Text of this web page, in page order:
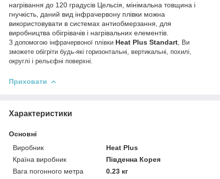
нагрівання до 120 градусів Цельсія, мінімальна товщина і
гнучкість, даний вид інфрачервону плівки можна
використовувати в системах антиобмерзання, для
виробництва обігрівачів і нагрівальних елементів.
З допомогою інфрачервоної плівки Heat Plus Standart , Ви
зможете обігріти будь-які горизонтальні, вертикальні, похилі,
округлі і рельєфні поверхні.
Приховати
Характеристики
Основні
Виробник
Heat Plus
Країна виробник
Південна Корея
Вага погонного метра
0.23 кг